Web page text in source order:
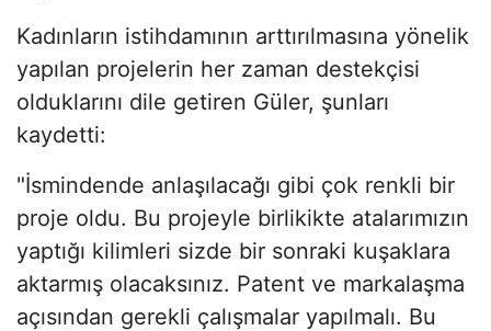
Kadınların istihdamının arttırılmasına yönelik
yapılan projelerin her zaman destekçisi
olduklarını dile getiren Güler, şunları
kaydetti:
"İsmindende anlaşılacağı gibi çok renkli bir
proje oldu. Bu projeyle birlikikte atalarımızın
yaptığı kilimleri sizde bir sonraki kuşaklara
aktarmış olacaksınız. Patent ve markalaşma
açısından gerekli çalışmalar yapılmalı. Bu